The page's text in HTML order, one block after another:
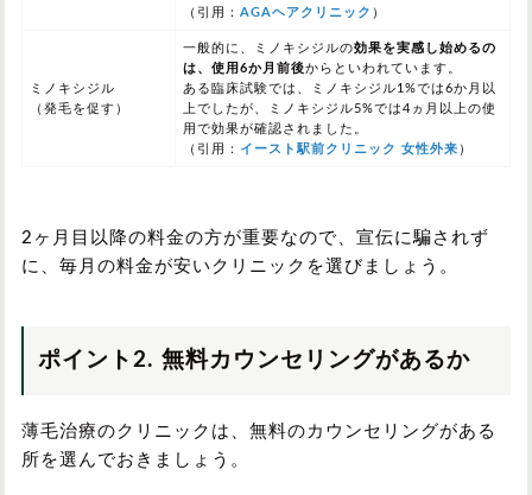
（引用： AGAヘアクリニック ）
ミノキシジル
（発毛を促す）
一般的に、ミノキシジルの効果を実感し始めるの
は、 使用6か月前後から といわれています。
ある臨床試験では、
ミノキシジル1%では6か月以
上でしたが、 ミノキシジル5%では4ヵ月以上の使
用で効果が確認されました。
（引用： イースト駅前クリニック 女性外来 ）
2ヶ月目以降の料金の方が重要なので、宣伝に騙されず
に、毎月の料金が安いクリニックを選びましょう。
ポイント2. 無料カウンセリングがあるか
薄毛治療のクリニックは、無料のカウンセリングがある
所を選んでおきましょう。